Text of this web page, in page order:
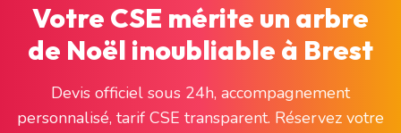
Votre CSE mérite un arbre
de Noël inoubliable à Brest
Devis officiel sous 24h, accompagnement
personnalisé, tarif CSE transparent. Réservez votre